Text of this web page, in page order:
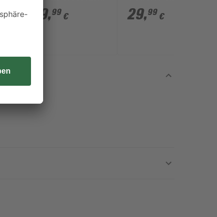
150X' 18 V 5,0 Ah mit
Akku und Ladegerät
129,99 €
Ladegerät und Akku
18 V 2,5 Ah
29,99 €